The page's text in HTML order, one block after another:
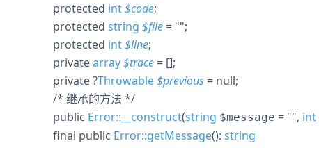
protected int$code;
protected string $file = "";
protected int$line;
privatearray$trace = [];
private?Throwable$previous = null;
/* 继承的方法 */
public Error::__construct(string $message = "", int
final public Error::getMessage(): string